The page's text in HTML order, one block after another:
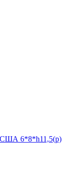
США 6*8*h11,5(р)